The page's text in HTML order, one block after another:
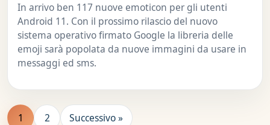
In arrivo ben 117 nuove emoticon per gli utenti
Android 11. Con il prossimo rilascio del nuovo
sistema operativo firmato Google la libreria delle
emoji sarà popolata da nuove immagini da usare in
messaggi ed sms.
1 2 Successivo »